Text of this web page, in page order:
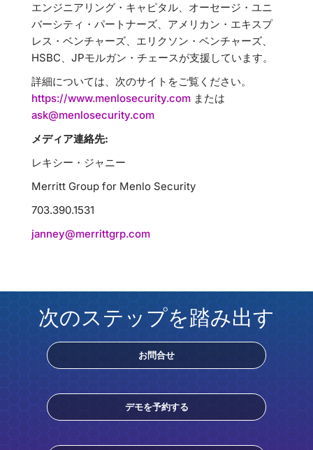
エンジニアリング・キャピタル、オーセージ・ユニ
バーシティ・パートナーズ、アメリカン・エキスプ
レス・ベンチャーズ、エリクソン・ベンチャーズ、
HSBC、JPモルガン・チェースが支援しています。
詳細については、次のサイトをご覧ください。
https://www.menlosecurity.com または
ask@menlosecurity.com
メディア連絡先:
レキシー・ジャニー
Merritt Group for Menlo Security
703.390.1531
janney@merrittgrp.com
次のステップを踏み出す
お問合せ
デモを予約する